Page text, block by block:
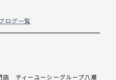
ログ一覧
店 ティーユーシーグループ八潮